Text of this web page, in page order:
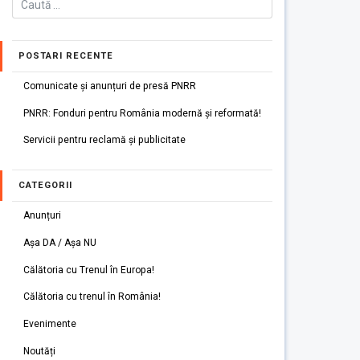
POSTARI RECENTE
Comunicate și anunțuri de presă PNRR
PNRR: Fonduri pentru România modernă și reformată!
Servicii pentru reclamă și publicitate
CATEGORII
Anunțuri
Așa DA / Așa NU
Călătoria cu Trenul în Europa!
Călătoria cu trenul în România!
Evenimente
Noutăți